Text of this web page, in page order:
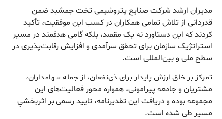
مدیران ارشد شرکت صنایع پتروشیمی تخت جمشید ضمن
قدردانی از تلاش تمامی همکاران در کسب این موفقیت، تأکید
کردند که این دستاورد نه یک مقصد، بلکه گامی هدفمند در مسیر
استراتژیک سازمان برای تحقق سرآمدی و افزایش رقابت‌پذیری در
سطح ملی و بین‌المللی است.
تمرکز بر خلق ارزش پایدار برای ذی‌نفعان، از جمله سهامداران،
مشتریان و جامعه پیرامونی، همواره محور فعالیت‌های این
مجموعه بوده و دریافت این تقدیرنامه، تایید رسمی بر اثربخشیِ
مسیر طی شده است.